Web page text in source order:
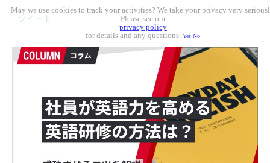
ツイート
May we use cookies to track your activities? We take your privacy very
Please see our
privacy policy
for details and any questions.Yes No